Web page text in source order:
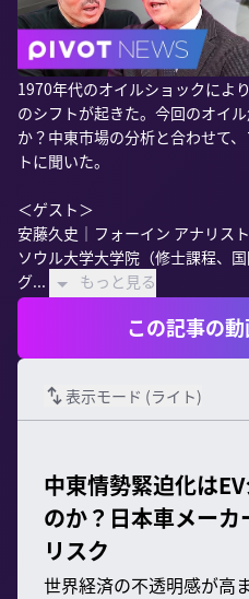
1970年代のオイルショックによ
のシフトが起きた。今回のオイ
か？中東市場の分析と合わせて
トに聞いた。
＜ゲスト＞
安藤久史｜フォーイン アナリスト
ソウル大学大学院（修士課程、
グ...
もっと見る
この記事の
表示モード (ライト)
中東情勢緊迫化は
のか？日本車メー
リスク
世界経済の不透明感が高